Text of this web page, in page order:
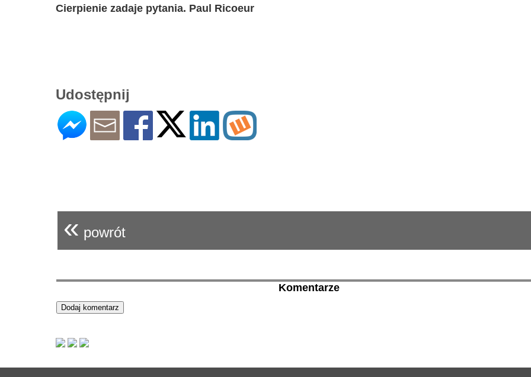
Cierpienie zadaje pytania. Paul Ricoeur
Udostępnij
« powrót
Komentarze